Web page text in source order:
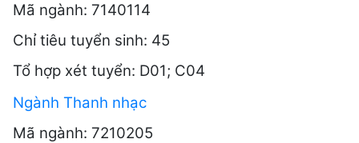
Mã ngành: 7140114
Chỉ tiêu tuyển sinh: 45
Tổ hợp xét tuyển: D01; C04
Ngành Thanh nhạc
Mã ngành: 7210205